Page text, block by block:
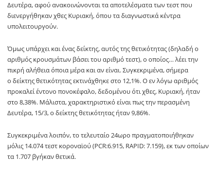
Δευτέρα, αφού ανακοινώνονται τα αποτελέσματα των τεστ που
διενεργήθηκαν χθες Κυριακή, όπου τα διαγνωστικά κέντρα
υπολειτουργούν.
Όμως υπάρχει και ένας δείκτης, αυτός της θετικότητας (δηλαδή ο
αριθμός κρουσμάτων βάσει του αριθμό τεστ), ο οποίος… λέει την
πικρή αλήθεια όποια μέρα και αν είναι. Συγκεκριμένα, σήμερα
ο δείκτης θετικότητας εκτινάχθηκε στο 12,1%. Ο εν λόγω αριθμός
προκαλεί έντονο πονοκέφαλο, δεδομένου ότι χθες, Κυριακή, ήταν
στο 8,38%. Μάλιστα, χαρακτηριστικό είναι πως την περασμένη
Δευτέρα, 15/3, ο δείκτης θετικότητας ήταν 9,86%.
Συγκεκριμένα λοιπόν, το τελευταίο 24ωρο πραγματοποιήθηκαν
μόλις 14.074 τεστ κοροναϊού (PCR:6.915, RAPID: 7.159), εκ των οποίων
τα 1.707 βγήκαν θετικά.